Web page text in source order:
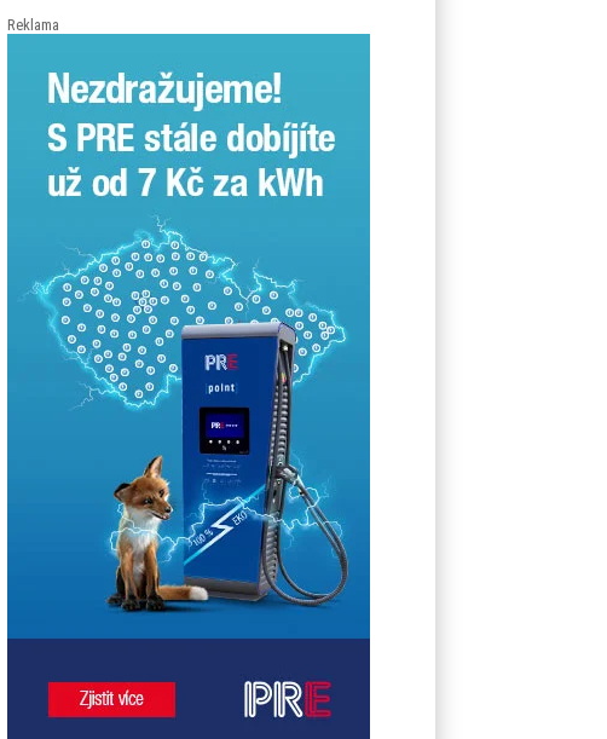
posledních 10 let (2016–2026).
Reklama